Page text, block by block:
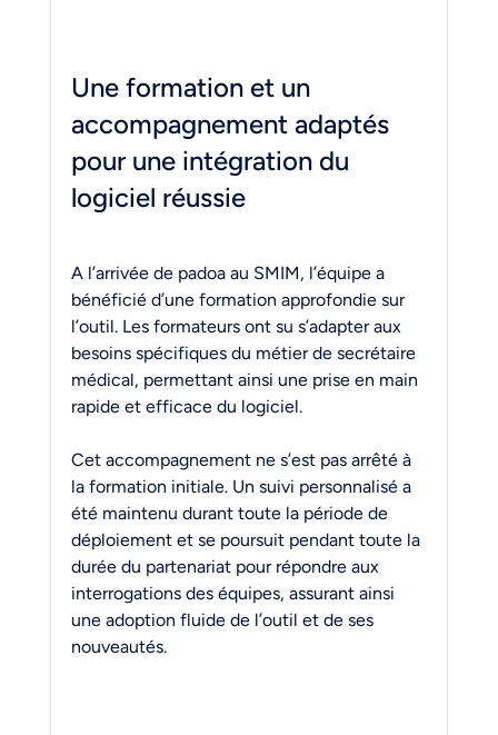
Une formation et un
accompagnement adaptés
pour une intégration du
logiciel réussie
A l’arrivée de padoa au SMIM, l’équipe a
bénéficié d’une formation approfondie sur
l’outil. Les formateurs ont su s’adapter aux
besoins spécifiques du métier de secrétaire
médical, permettant ainsi une prise en main
rapide et efficace du logiciel.
Cet accompagnement ne s’est pas arrêté à
la formation initiale. Un suivi personnalisé a
été maintenu durant toute la période de
déploiement et se poursuit pendant toute la
durée du partenariat pour répondre aux
interrogations des équipes, assurant ainsi
une adoption fluide de l’outil et de ses
nouveautés.